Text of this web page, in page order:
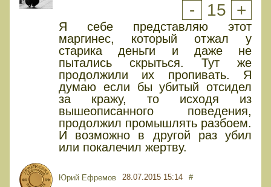
- 15 +
Я себе представляю этот
маргинес, который отжал у
старика деньги и даже не
пытались скрыться. Тут же
продолжили их пропивать. Я
думаю если бы убитый отсидел
за кражу, то исходя из
вышеописанного поведения,
продолжил промышлять разбоем.
И возможно в другой раз убил
или покалечил жертву.
Юрий Ефремов 28.07.2015 15:14 #